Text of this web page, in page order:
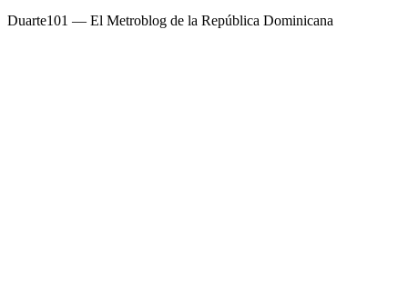
Duarte101 — El Metroblog de la República Dominicana